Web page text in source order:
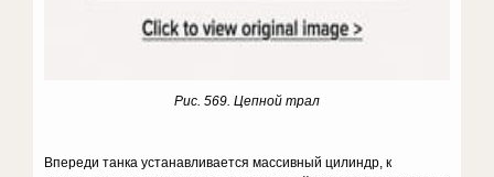
Рис. 569. Цепной трал
Впереди танка уста­навливается массивный цилиндр, к